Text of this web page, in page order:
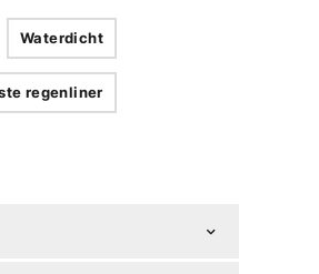
Waterdicht
regenliner